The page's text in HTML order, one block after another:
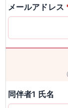
メールアドレス
同伴者1 氏名